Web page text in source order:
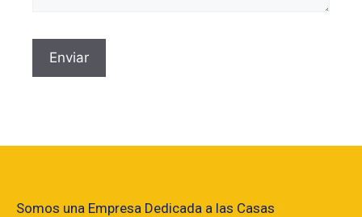
Somos una Empresa Dedicada a las Casas